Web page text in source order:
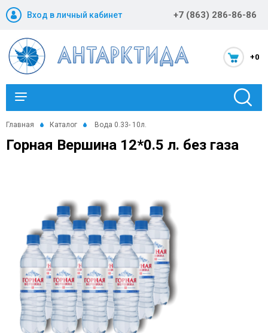
Вход в личный кабинет +7 (863) 286-86-86
+0
Каталог
Новости и акции
Компания
Статьи
Помощь
Контакты
Главная Каталог Вода 0.33- 10л.
Горная Вершина 12*0.5 л. без газа